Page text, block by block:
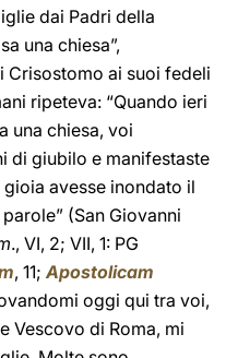
dai Padri della
una chiesa”,
Crisostomo ai suoi fedeli
ripeteva: “Quando ieri
una chiesa, voi
di giubilo e manifestaste
avesse inondato il
(San Giovanni
., VI, 2; VII, 1: PG
, 11;Apostolicam
oggi qui tra voi,
Vescovo di Roma, mi